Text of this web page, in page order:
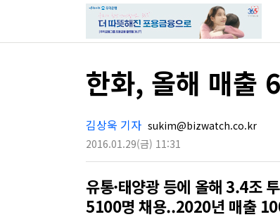
한화, 올해 매출
김상욱 기자 sukim@bizwatch.co.kr
2016.01.29(금) 11:31
유통·태양광 등에 올해 3.4조
5100명 채용..2020년 매출